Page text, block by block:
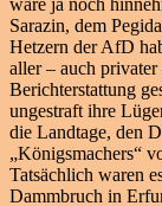
Sarazin, dem
Hetzern der AfD
aller – auch
Berichterstattung
ungestraft ihre
die Landtage, den
„Königsmachers“
Tatsächlich waren
Dammbruch in